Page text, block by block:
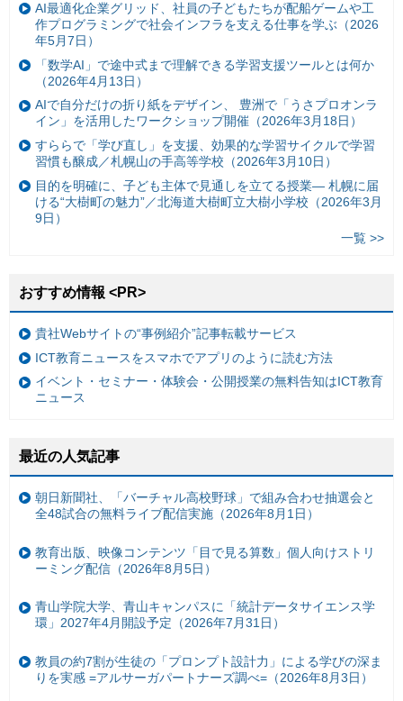
AI最適化企業グリッド、社員の子どもたちが配船ゲームや工
作プログラミングで社会インフラを支える仕事を学ぶ（2026
年5月7日）
「数学AI」で途中式まで理解できる学習支援ツールとは何か
（2026年4月13日）
AIで自分だけの折り紙をデザイン、 豊洲で「うさプロオンラ
イン」を活用したワークショップ開催（2026年3月18日）
すららで「学び直し」を支援、効果的な学習サイクルで学習
習慣も醸成／札幌山の手高等学校（2026年3月10日）
目的を明確に、子ども主体で見通しを立てる授業— 札幌に届
ける“大樹町の魅力”／北海道大樹町立大樹小学校（2026年3月
9日）
一覧 >>
おすすめ情報 <PR>
貴社Webサイトの“事例紹介”記事転載サービス
ICT教育ニュースをスマホでアプリのように読む方法
イベント・セミナー・体験会・公開授業の無料告知はICT教育
ニュース
最近の人気記事
朝日新聞社、「バーチャル高校野球」で組み合わせ抽選会と
全48試合の無料ライブ配信実施（2026年8月1日）
教育出版、映像コンテンツ「目で見る算数」個人向けストリ
ーミング配信（2026年8月5日）
青山学院大学、青山キャンパスに「統計データサイエンス学
環」2027年4月開設予定（2026年7月31日）
教員の約7割が生徒の「プロンプト設計力」による学びの深ま
りを実感 =アルサーガパートナーズ調べ=（2026年8月3日）